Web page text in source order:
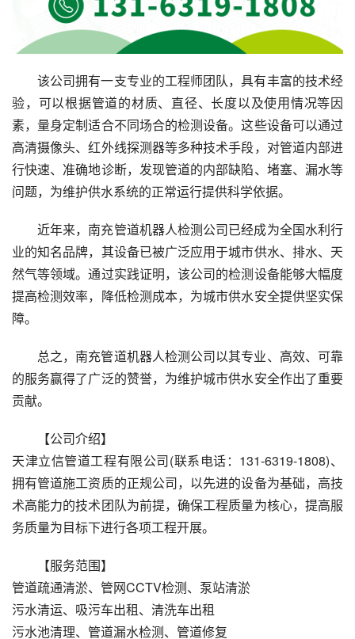
该公司拥有一支专业的工程师团队，具有丰富的技术经
验，可以根据管道的材质、直径、长度以及使用情况等因
素，量身定制适合不同场合的检测设备。这些设备可以通过
高清摄像头、红外线探测器等多种技术手段，对管道内部进
行快速、准确地诊断，发现管道的内部缺陷、堵塞、漏水等
问题，为维护供水系统的正常运行提供科学依据。
近年来，南充管道机器人检测公司已经成为全国水利行
业的知名品牌，其设备已被广泛应用于城市供水、排水、天
然气等领域。通过实践证明，该公司的检测设备能够大幅度
提高检测效率，降低检测成本，为城市供水安全提供坚实保
障。
总之，南充管道机器人检测公司以其专业、高效、可靠
的服务赢得了广泛的赞誉，为维护城市供水安全作出了重要
贡献。
【公司介绍】
天津立信管道工程有限公司(联系电话：131-6319-1808)、
拥有管道施工资质的正规公司，以先进的设备为基础，高技
术高能力的技术团队为前提，确保工程质量为核心，提高服
务质量为目标下进行各项工程开展。
【服务范围】
管道疏通清淤、管网CCTV检测、泵站清淤
污水清运、吸污车出租、清洗车出租
污水池清理、管道漏水检测、管道修复